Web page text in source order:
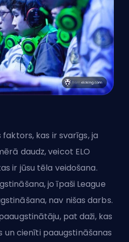
kas ir svarīgs, ja
daudz, veicot ELO
ir jūsu tēla veidošana.
jo īpaši League
nav nišas darbs.
pat daži, kas
un cienīti paaugstināšanas